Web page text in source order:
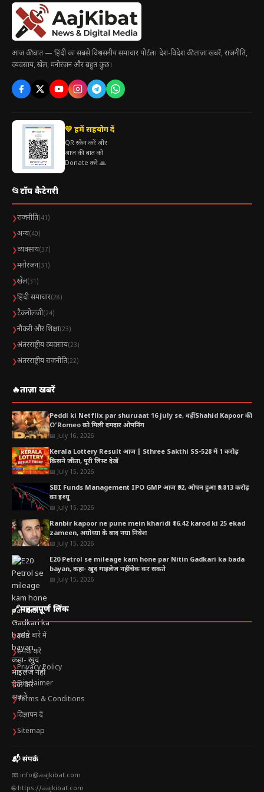
आज की बात — हिंदी का सबसे विश्वसनीय समाचार पोर्टल। देश-विदेश की ताज़ा खबरें, राजनीति,
व्यवसाय, खेल, मनोरंजन और बहुत कुछ।
💛 हमें सहयोग दें
QR स्कैन करें और
आज की बात को
Donate करें 🙏
📂टॉप कैटेगरी
❯राजनीति(41)
❯अन्य(40)
❯व्यवसाय(37)
❯मनोरंजन(31)
❯खेल(31)
❯हिंदी समाचार(28)
❯टैकनोलजी(24)
❯नौकरी और शिक्षा(23)
❯अंतरराष्ट्रीय व्यवसाय(23)
❯अंतरराष्ट्रीय राजनीति(22)
🔥ताज़ा खबरें
Peddi ki Netflix par shuruaat 16 july se, वहीं Shahid Kapoor की
O’Romeo को मिली दमदार ओपनिंग
📅 July 16, 2026
Kerala Lottery Result आज | Sthree Sakthi SS-528 में 1 करोड़
किसने जीता, पूरी लिस्ट देखें
📅 July 15, 2026
SBI Funds Management IPO GMP आज ₹92, ओपन हुआ ₹9,813 करोड़
का इश्यू
📅 July 15, 2026
Ranbir kapoor ne pune mein kharidi ₹16.42 karod ki 25 ekad
zameen, अयोध्या के बाद नया निवेश
📅 July 15, 2026
E20 Petrol se mileage kam hone par Nitin Gadkari ka bada
bayan, कहा- खुद माइलेज नहीं चेक कर सकते
📅 July 15, 2026
🔗महत्वपूर्ण लिंक
❯हमारे बारे में
❯संपर्क करें
❯Privacy Policy
❯Disclaimer
❯Terms & Conditions
❯विज्ञापन दें
❯Sitemap
📬 संपर्क
📧 info@aajkibat.com
🌐 https://aajkibat.com